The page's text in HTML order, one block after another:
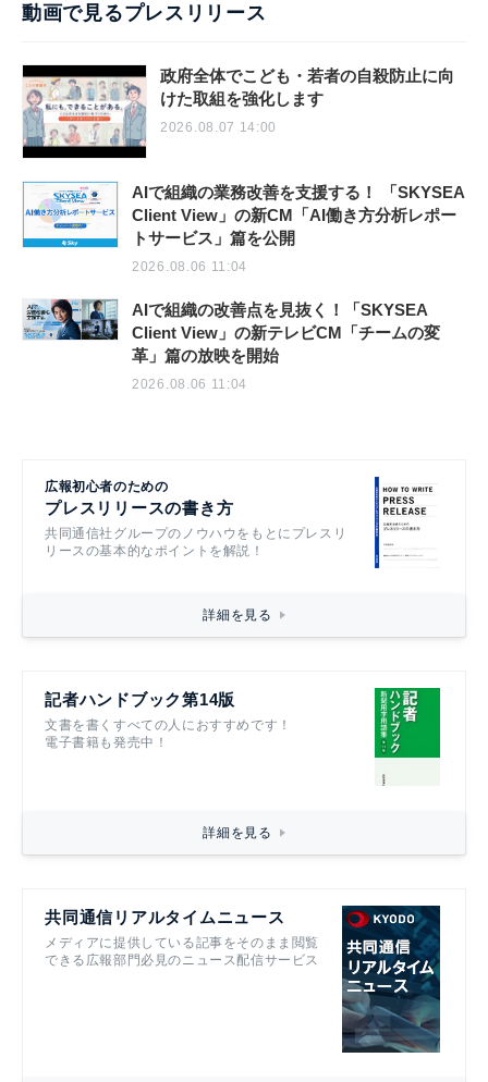
動画で見るプレスリリース
政府全体でこども・若者の自殺防止に向
けた取組を強化します
2026.08.07 14:00
AIで組織の業務改善を支援する！ 「SKYSEA
Client View」の新CM「AI働き方分析レポー
トサービス」篇を公開
2026.08.06 11:04
AIで組織の改善点を見抜く！「SKYSEA
Client View」の新テレビCM「チームの変
革」篇の放映を開始
2026.08.06 11:04
広報初心者のための
プレスリリースの書き方
共同通信社グループのノウハウをもとにプレスリ
リースの基本的なポイントを解説！
詳細を見る
記者ハンドブック第14版
文書を書くすべての人におすすめです！
電子書籍も発売中！
詳細を見る
共同通信リアルタイムニュース
メディアに提供している記事をそのまま閲覧
できる広報部門必見のニュース配信サービス